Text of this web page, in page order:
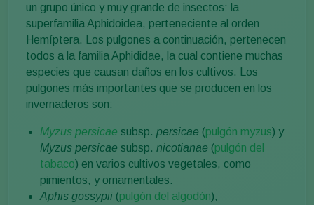
un grupo único y muy grande de insectos: la
superfamilia Aphidoidea, perteneciente al orden
Hemíptera. Los pulgones a continuación, pertenecen
todos a la familia Aphididae, la cual contiene muchas
especies que causan daños en los cultivos. Los
pulgones más importantes que se producen en los
invernaderos son:
Myzus persicae subsp. persicae (pulgón myzus) y
Myzus persicae subsp. nicotianae (pulgón del
tabaco) en varios cultivos vegetales, como
pimientos, y ornamentales.
Aphis gossypii (pulgón del algodón),